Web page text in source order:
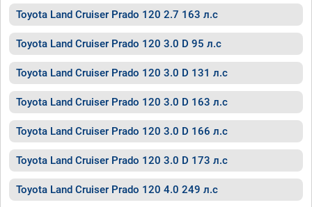
Toyota Land Cruiser Prado 120 2.7 163 л.с
Toyota Land Cruiser Prado 120 3.0 D 95 л.с
Toyota Land Cruiser Prado 120 3.0 D 131 л.с
Toyota Land Cruiser Prado 120 3.0 D 163 л.с
Toyota Land Cruiser Prado 120 3.0 D 166 л.с
Toyota Land Cruiser Prado 120 3.0 D 173 л.с
Toyota Land Cruiser Prado 120 4.0 249 л.с